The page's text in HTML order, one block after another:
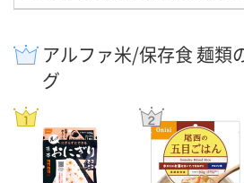
アルファ米/保存食 麺類
グ